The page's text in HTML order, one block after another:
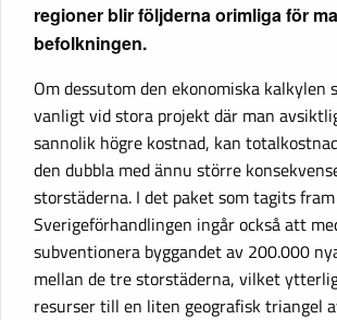
regioner blir följderna orimliga för
befolkningen.
Om dessutom den ekonomiska kalkylen
vanligt vid stora projekt där man
sannolik högre kostnad, kan
den dubbla med ännu större
storstäderna. I det paket som tagits
Sverigeförhandlingen ingår också att
subventionera byggandet av 200.000
mellan de tre storstäderna, vilket
resurser till en liten geografisk triangel